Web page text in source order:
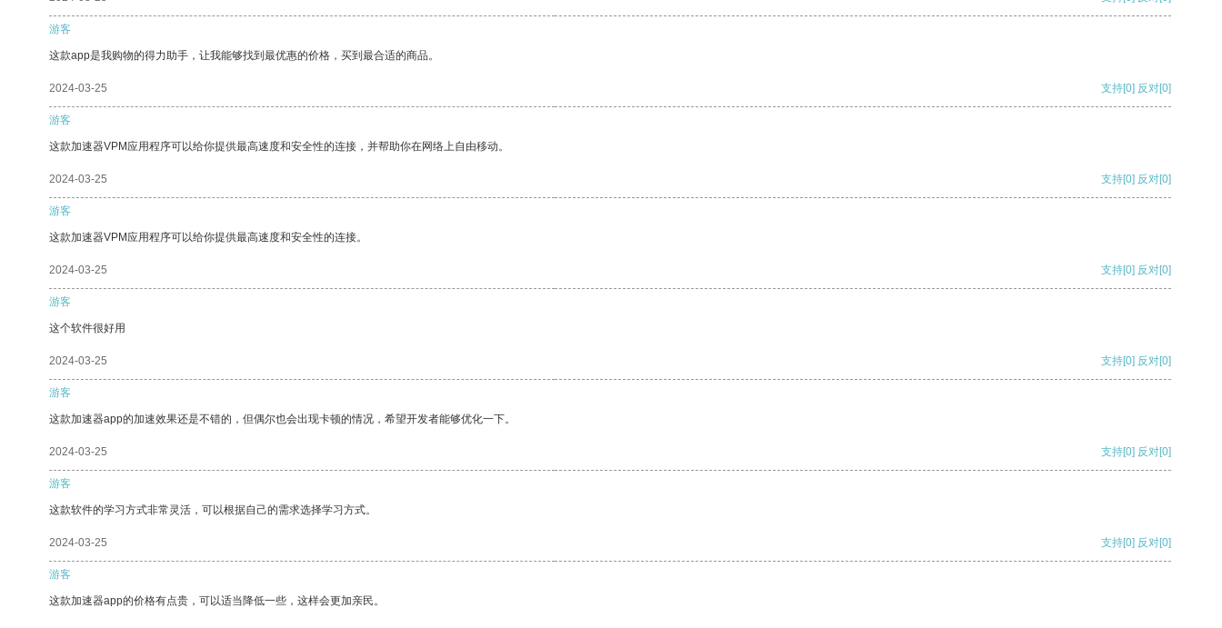
游客
这款app是我购物的得力助手，让我能够找到最优惠的价格，买到最合适的商品。
2024-03-25 支持[0] 反对[0]
游客
这款加速器VPM应用程序可以给你提供最高速度和安全性的连接，并帮助你在网络上自由移动。
2024-03-25 支持[0] 反对[0]
游客
这款加速器VPM应用程序可以给你提供最高速度和安全性的连接。
2024-03-25 支持[0] 反对[0]
游客
这个软件很好用
2024-03-25 支持[0] 反对[0]
游客
这款加速器app的加速效果还是不错的，但偶尔也会出现卡顿的情况，希望开发者能够优化一下。
2024-03-25 支持[0] 反对[0]
游客
这款软件的学习方式非常灵活，可以根据自己的需求选择学习方式。
2024-03-25 支持[0] 反对[0]
游客
这款加速器app的价格有点贵，可以适当降低一些，这样会更加亲民。